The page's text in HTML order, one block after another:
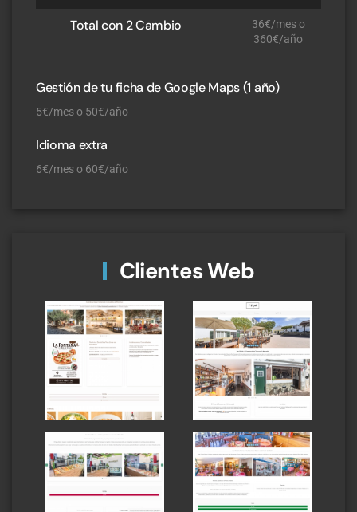
Total con 2 Cambio
36€/mes o
360€/año
Gestión de tu ficha de Google Maps (1 año)
5€/mes o 50€/año
Idioma extra
6€/mes o 60€/año
Clientes Web
La Fontana de Bella
Bar S'Aljub
Massa Nostra
Menorca
Bar Trattoria
e Giulietta